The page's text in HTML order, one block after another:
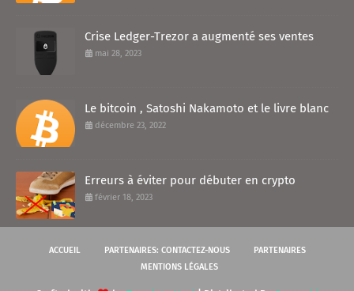
Crise Ledger-Trezor a augmenté ses ventes
mai 28, 2023
Le bitcoin , Satoshi Nakamoto et le livre blanc
décembre 23, 2022
Erreurs à éviter pour débuter en crypto
février 18, 2023
ACCUEIL PARTENAIRES: CONTACTEZ-NOUS
PARTENAIRES
MENTIONS LÉGALES